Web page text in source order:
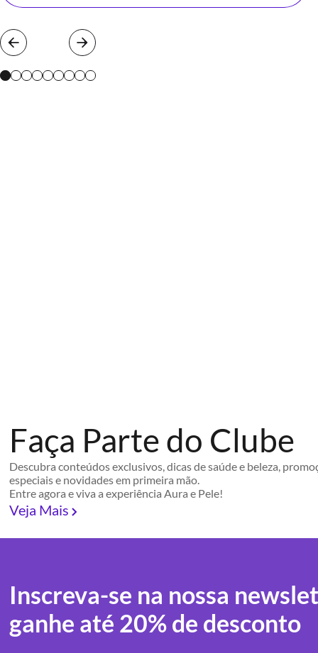
Faça Parte do Clube
Descubra conteúdos exclusivos, dicas de saúde e beleza,
especiais e novidades em primeira mão.
Entre agora e viva a experiência Aura e Pele!
Veja Mais
Inscreva-se na nossa
ganhe até 20% de desconto